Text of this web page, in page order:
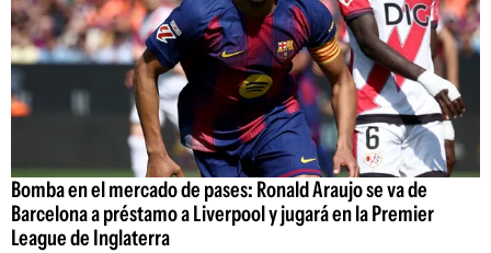
Bomba en el mercado de pases: Ronald Araujo se va de
Barcelona a préstamo a Liverpool y jugará en la Premier
League de Inglaterra